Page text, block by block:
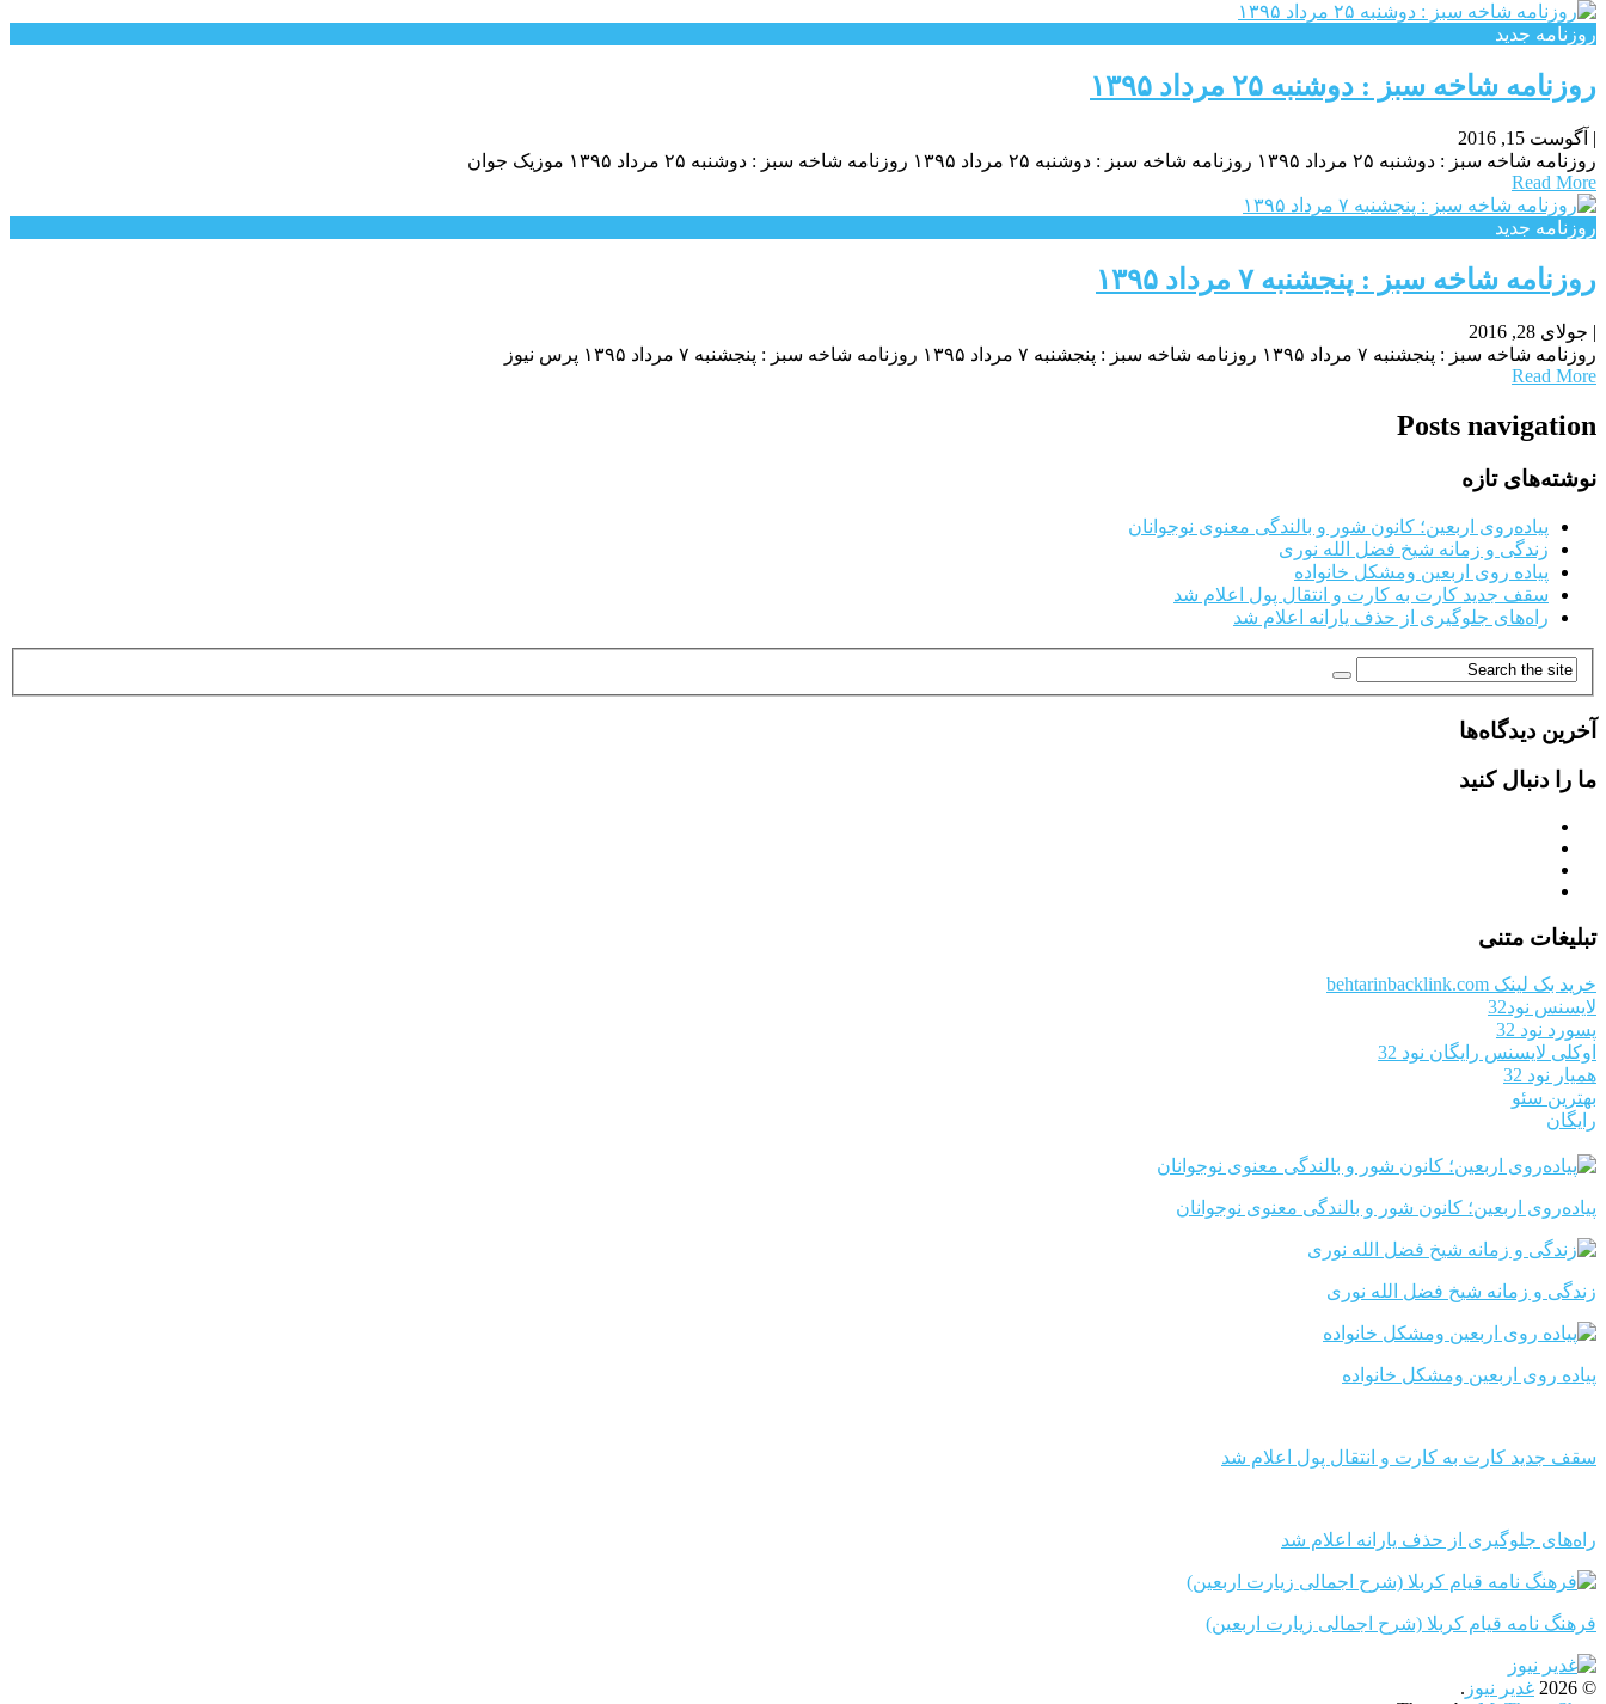
روزنامه جدید
روزنامه شاخه سبز : دوشنبه ۲۵ مرداد ۱۳۹۵
| آگوست 15, 2016
روزنامه شاخه سبز : دوشنبه ۲۵ مرداد ۱۳۹۵ روزنامه شاخه سبز : دوشنبه ۲۵ مرداد ۱۳۹۵ روزنامه شاخه سبز : دوشنبه ۲۵ مرداد ۱۳۹۵ موزیک جوان
Read More
روزنامه جدید
روزنامه شاخه سبز : پنجشنبه ۷ مرداد ۱۳۹۵
| جولای 28, 2016
روزنامه شاخه سبز : پنجشنبه ۷ مرداد ۱۳۹۵ روزنامه شاخه سبز : پنجشنبه ۷ مرداد ۱۳۹۵ روزنامه شاخه سبز : پنجشنبه ۷ مرداد ۱۳۹۵ پرس نیوز
Read More
Posts navigation
نوشته‌های تازه
پیاده‌روی اربعین؛ کانون شور و بالندگی معنوی نوجوانان
زندگی و زمانه شیخ فضل الله نوری
پیاده روی اربعین ومشکل خانواده
سقف جدید کارت به کارت و انتقال پول اعلام شد
راه‌های جلوگیری از حذف یارانه اعلام شد
آخرین دیدگاه‌ها
ما را دنبال کنید
تبلیغات متنی
خرید بک لینک behtarinbacklink.com
لایسنس نود32
پسورد نود 32
اوکلی لایسنس رایگان نود 32
همیار نود 32
بهترین سئو
رایگان
پیاده‌روی اربعین؛ کانون شور و بالندگی معنوی نوجوانان
زندگی و زمانه شیخ فضل الله نوری
پیاده روی اربعین ومشکل خانواده
سقف جدید کارت به کارت و انتقال پول اعلام شد
راه‌های جلوگیری از حذف یارانه اعلام شد
فرهنگ نامه قیام کربلا (شرح اجمالی زیارت اربعین)
© 2026 غدیر نیوز .